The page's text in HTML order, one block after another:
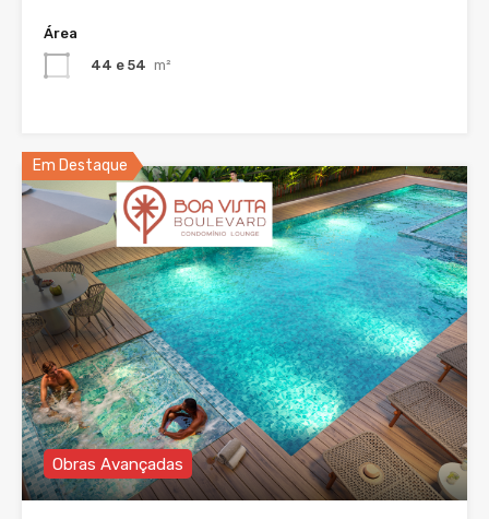
Área
44 e 54 m²
Em Destaque
Obras Avançadas